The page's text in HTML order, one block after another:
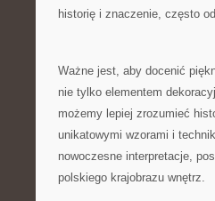
historię i znaczenie, często
Ważne jest, aby docenić
nie tylko ⁤elementem
możemy lepiej ‍zrozumieć
unikatowymi wzorami i
nowoczesne interpretacje,
polskiego krajobrazu wnętrz.